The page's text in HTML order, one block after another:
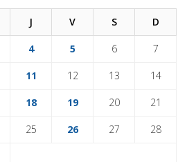
J V S D
4 5 6 7
11 12 13 14
18 19 20 21
25 26 27 28